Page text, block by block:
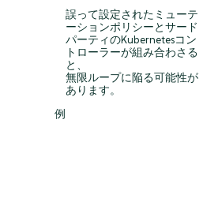
誤って設定されたミューテ
ーションポリシーとサード
パーティのKubernetesコン
トローラーが組み合わさる
と、
無限ループに陥る可能性が
あります。
例